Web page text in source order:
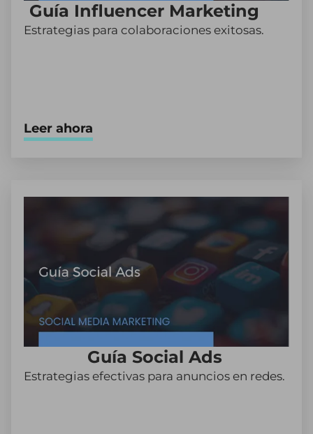
Guía Influencer Marketing
Estrategias para colaboraciones exitosas.
Leer ahora
Guía Social Ads
Estrategias efectivas para anuncios en redes.